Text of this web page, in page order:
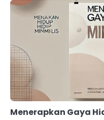
Menerapkan Gaya